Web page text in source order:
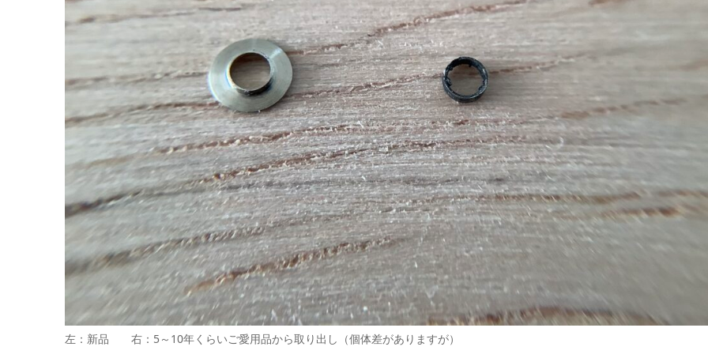
左：新品 右：5～10年くらいご愛用品から取り出し（個体差がありますが）